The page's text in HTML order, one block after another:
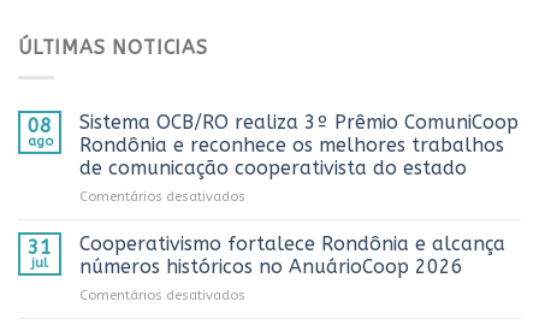
ÚLTIMAS NOTICIAS
08
ago
Sistema OCB/RO realiza 3º Prêmio ComuniCoop
Rondônia e reconhece os melhores trabalhos
de comunicação cooperativista do estado
Comentários desativados
OCB/RO
3º
31
jul
Cooperativismo fortalece Rondônia e alcança
números históricos no AnuárioCoop 2026
Comentários desativados